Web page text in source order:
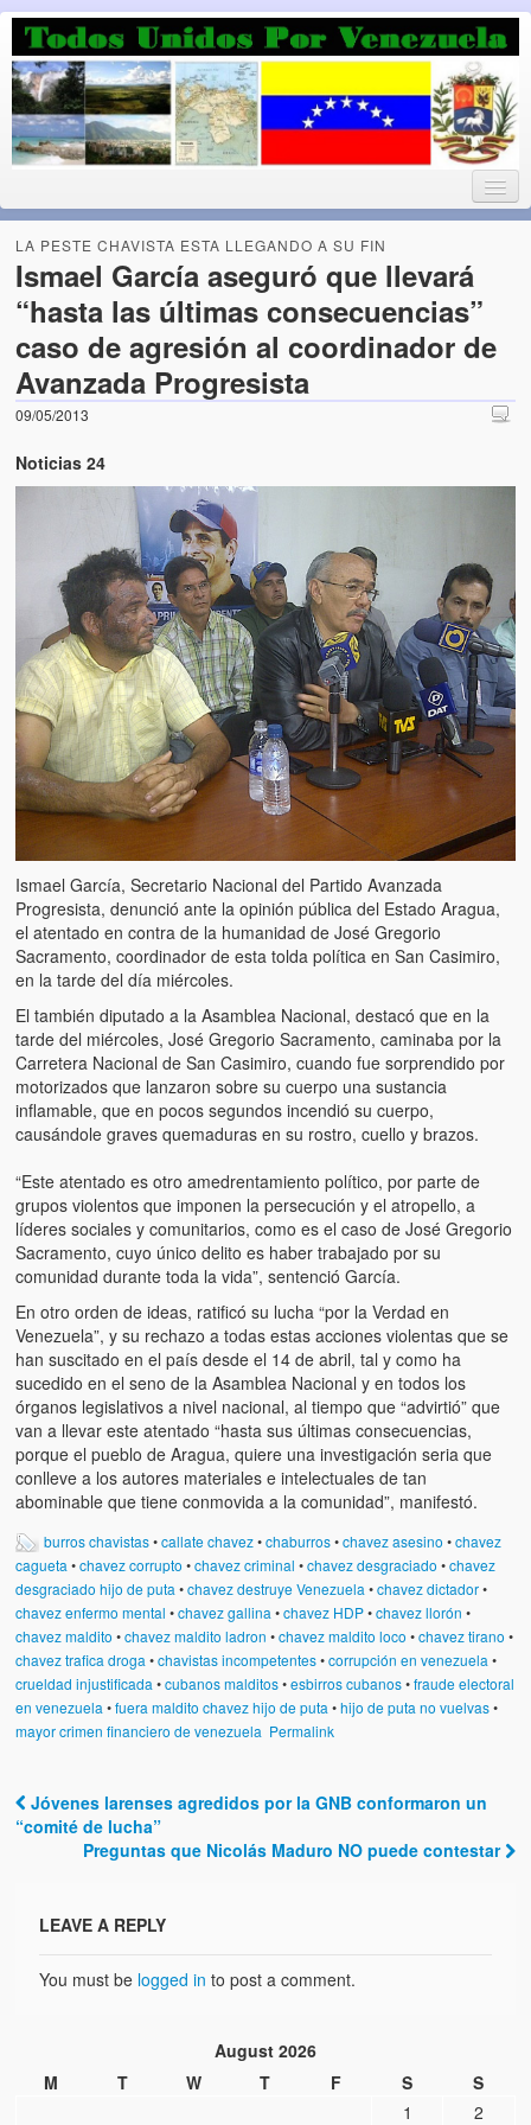
Luchando por la Democracia
Fuera el chavismo, la peor peste que le ha caido a esta tierra
Home
¡Bienvenido!
Todos Unidos por Venezuela te da la bienvenida a éste nuestro
Acerca de este blog (About this Blog)
El Tipo y los Rojos en Los Teques (The Jerk and the Reds in
Teques)
Hablé con Chavistas (I spoke with chavistas)
La burla del Chavez “tan amante de los niños” (The mockery of
Chavez “such a children lover”)
Los niños de las calles de Venezuela (Children of the streets of
Venezuela)
Luis y El Mono… en armas (Luis and El Mono… armed)
Puente Llaguno, Miraflores… ¿y Lina?
Radio Emisoras y canales de televisión clausurados por el
de Chávez hasta el 2009
Victimas del 11 de abril de 2002
Víctimas del régimen dictatorial de Chávez desde que tomó el
poder hasta el 31 de diciembre de 2009
Víctimas inocentes de la violencia castrista del 4 de Febrero de
¡¡¡Miserable traidor, mira a tu pueblo!!! (Despicable traitor, look
your country!!!)
Fotos
Versos
Cuentos
Videos
Chistes
LA PESTE CHAVISTA ESTA LLEGANDO A SU FIN
Ismael García aseguró que llevará
“hasta las últimas consecuencias”
caso de agresión al coordinador de
Avanzada Progresista
09/05/2013
Noticias 24
Ismael García, Secretario Nacional del Partido Avanzada
Progresista, denunció ante la opinión pública del Estado Aragua,
el atentado en contra de la humanidad de José Gregorio
Sacramento, coordinador de esta tolda política en San Casimiro,
en la tarde del día miércoles.
El también diputado a la Asamblea Nacional, destacó que en la
tarde del miércoles, José Gregorio Sacramento, caminaba por la
Carretera Nacional de San Casimiro, cuando fue sorprendido por
motorizados que lanzaron sobre su cuerpo una sustancia
inflamable, que en pocos segundos incendió su cuerpo,
causándole graves quemaduras en su rostro, cuello y brazos.
“Este atentado es otro amedrentamiento político, por parte de
grupos violentos que imponen la persecución y el atropello, a
líderes sociales y comunitarios, como es el caso de José Gregorio
Sacramento, cuyo único delito es haber trabajado por su
comunidad durante toda la vida”, sentenció García.
En otro orden de ideas, ratificó su lucha “por la Verdad en
Venezuela”, y su rechazo a todas estas acciones violentas que se
han suscitado en el país desde el 14 de abril, tal y como ha
sucedido en el seno de la Asamblea Nacional y en todos los
órganos legislativos a nivel nacional, al tiempo que “advirtió” que
van a llevar este atentado “hasta sus últimas consecuencias,
porque el pueblo de Aragua, quiere una investigación seria que
conlleve a los autores materiales e intelectuales de tan
abominable que tiene conmovida a la comunidad”, manifestó.
burros chavistas•callate chavez•chaburros•chavez asesino •chavez
cagueta •chavez corrupto •chavez criminal •chavez desgraciado •chavez
desgraciado hijo de puta •chavez destruye Venezuela •chavez dictador•
chavez enfermo mental •chavez gallina •chavez HDP•chavez llorón •
chavez maldito •chavez maldito ladron •chavez maldito loco •chavez tirano •
chavez trafica droga •chavistas incompetentes•corrupción en venezuela •
crueldad injustificada •cubanos malditos•esbirros cubanos•fraude electoral
en venezuela •fuera maldito chavez hijo de puta •hijo de puta no vuelvas•
mayor crimen financiero de venezuela Permalink
Post navigation
Jóvenes larenses agredidos por la GNB conformaron un
“comité de lucha”
Preguntas que Nicolás Maduro NO puede contestar
LEAVE A REPLY
You must be logged in to post a comment.
August 2026
M
T W T F S
S
1
2